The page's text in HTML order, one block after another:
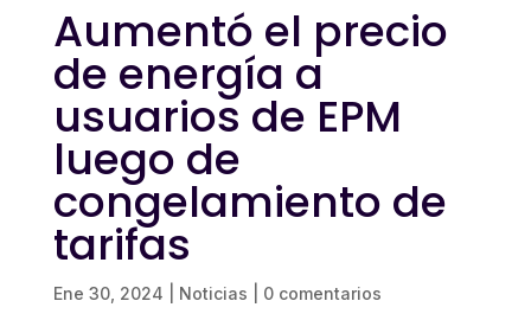
Aumentó el precio
de energía a
usuarios de EPM
luego de
congelamiento de
tarifas
Ene 30, 2024 Noticias 0 comentarios